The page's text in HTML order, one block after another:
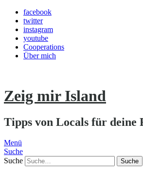
facebook
twitter
instagram
youtube
Cooperations
Über mich
Zeig mir Island
Tipps von Locals für deine
Menü
Suche
Suche